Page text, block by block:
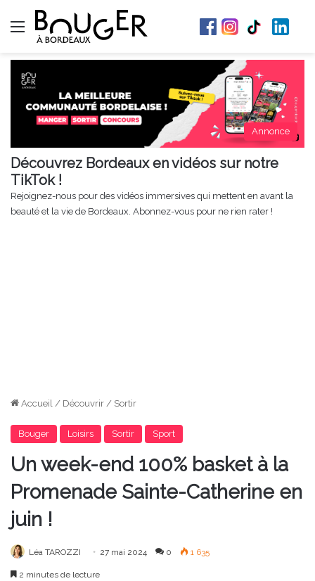
Menu
Annonce
Découvrez Bordeaux en vidéos sur notre
TikTok !
Rejoignez-nous pour des vidéos immersives qui mettent en avant la
beauté et la vie de Bordeaux. Abonnez-vous pour ne rien rater !
Accueil / Découvrir / Sortir
Bouger Loisirs Sortir Sport
Un week-end 100% basket à la
Promenade Sainte-Catherine en
juin !
Léa TAROZZI 27 mai 2024 0 1 635
2 minutes de lecture